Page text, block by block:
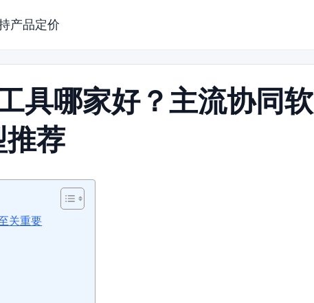
产品定价
具哪家好？主流协同软
荐
关重要